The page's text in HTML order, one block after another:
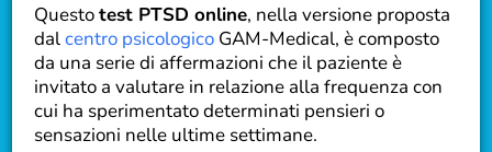
Questotest PTSD online, nella versione proposta
dalcentro psicologico GAM-Medical, è composto
da una serie di affermazioni che il paziente è
invitato a valutare in relazione alla frequenza con
cui ha sperimentato determinati pensieri o
sensazioni nelle ultime settimane.